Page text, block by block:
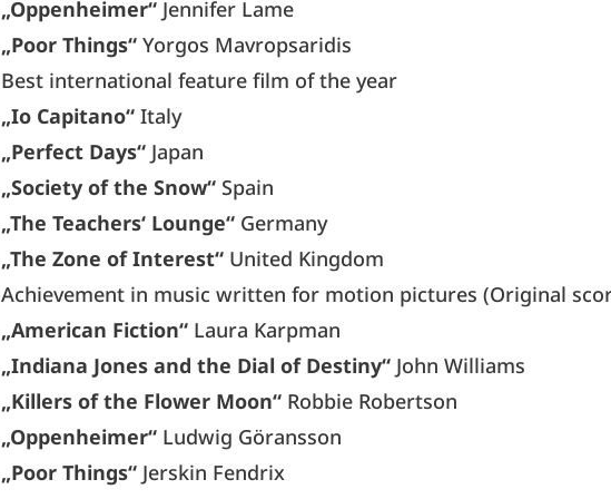
„Oppenheimer“ Jennifer Lame
„Poor Things“ Yorgos Mavropsaridis
Best international feature film of the year
„Io Capitano“ Italy
„Perfect Days“ Japan
„Society of the Snow“ Spain
„The Teachers‘ Lounge“ Germany
„The Zone of Interest“ United Kingdom
Achievement in music written for motion pictures (Original
„American Fiction“ Laura Karpman
„Indiana Jones and the Dial of Destiny“ John Williams
„Killers of the Flower Moon“ Robbie Robertson
„Oppenheimer“ Ludwig Göransson
„Poor Things“ Jerskin Fendrix